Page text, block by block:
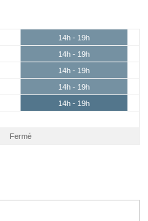
14h - 19h
14h - 19h
14h - 19h
14h - 19h
14h - 19h
Fermé